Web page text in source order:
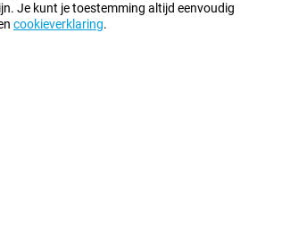
Je kunt je toestemming altijd eenvoudig
cookieverklaring.